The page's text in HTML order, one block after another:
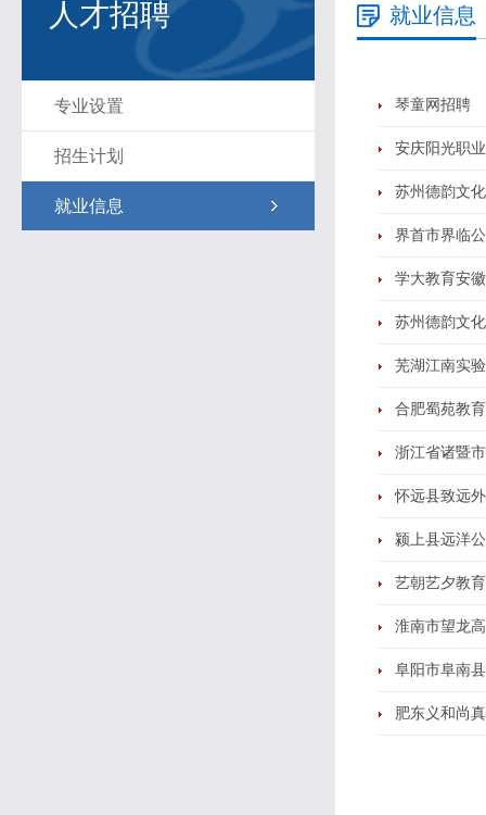
人才招聘
专业设置
招生计划
就业信息
就业信息
琴童网招聘
安庆阳光职
苏州德韵文
界首市界临
学大教育安
苏州德韵文
芜湖江南实
合肥蜀苑教
浙江省诸暨
怀远县致远
颍上县远洋
艺朝艺夕教
淮南市望龙
阜阳市阜南
肥东义和尚